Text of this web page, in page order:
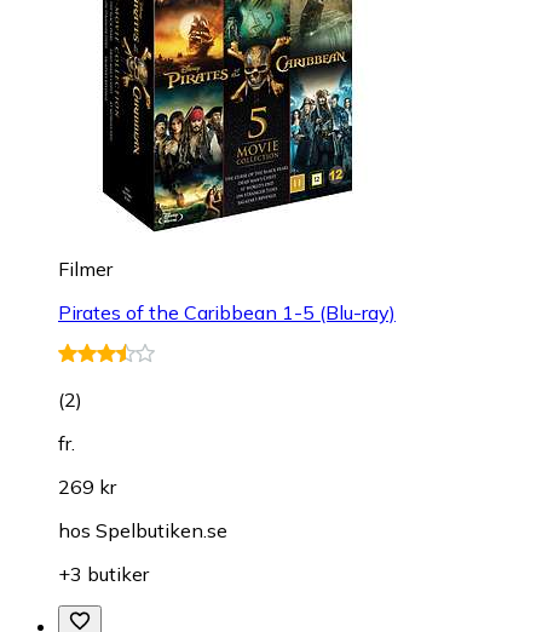
Filmer
Pirates of the Caribbean 1-5 (Blu-ray)
(2)
fr.
269 kr
hos Spelbutiken.se
+3 butiker